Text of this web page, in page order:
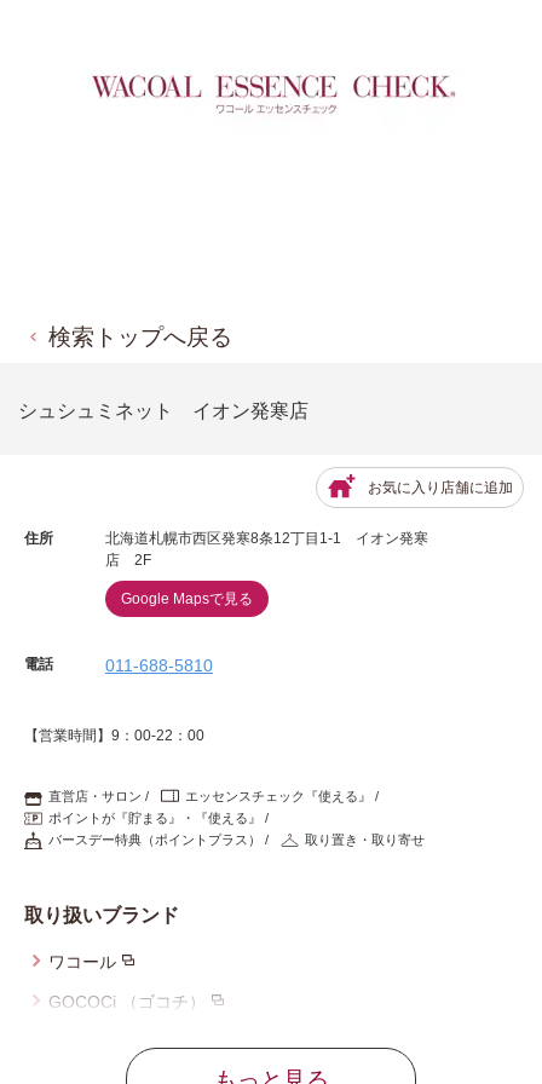
検索トップへ戻る
シュシュミネット イオン発寒店
お気に入り店舗に追加
住所
北海道札幌市西区発寒8条12丁目1-1 イオン発寒
店 2F
Google Mapsで見る
電話 011-688-5810
【営業時間】9：00-22：00
直営店・サロン
エッセンスチェック『使える』
ポイントが『貯まる』・『使える』
バースデー特典（ポイントプラス）
取り置き・取り寄せ
取り扱いブランド
ワコール
GOCOCi （ゴコチ）